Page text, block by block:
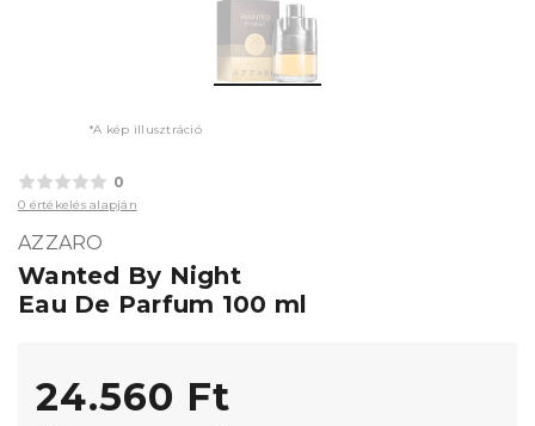
*A kép illusztráció
0
0 értékelés alapján
AZZARO
Wanted By Night
Eau De Parfum 100 ml
24.560 Ft